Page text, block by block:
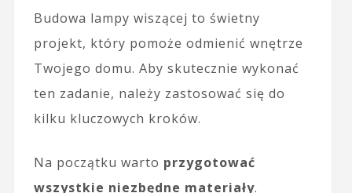
Budowa lampy wiszącej to świetny
projekt, który pomoże odmienić wnętrze
Twojego domu. Aby skutecznie wykonać
ten zadanie, należy zastosować się do
kilku kluczowych kroków.
Na początku warto przygotować
wszystkie niezbędne materiały.